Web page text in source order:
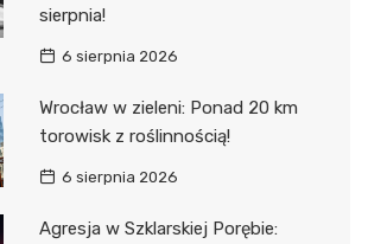
sierpnia!
6 sierpnia 2026
Wrocław w zieleni: Ponad 20 km
torowisk z roślinnością!
6 sierpnia 2026
Agresja w Szklarskiej Porębie: